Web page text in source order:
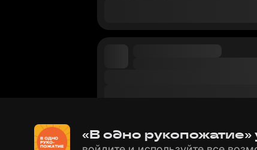
«В одно рукопожатие»